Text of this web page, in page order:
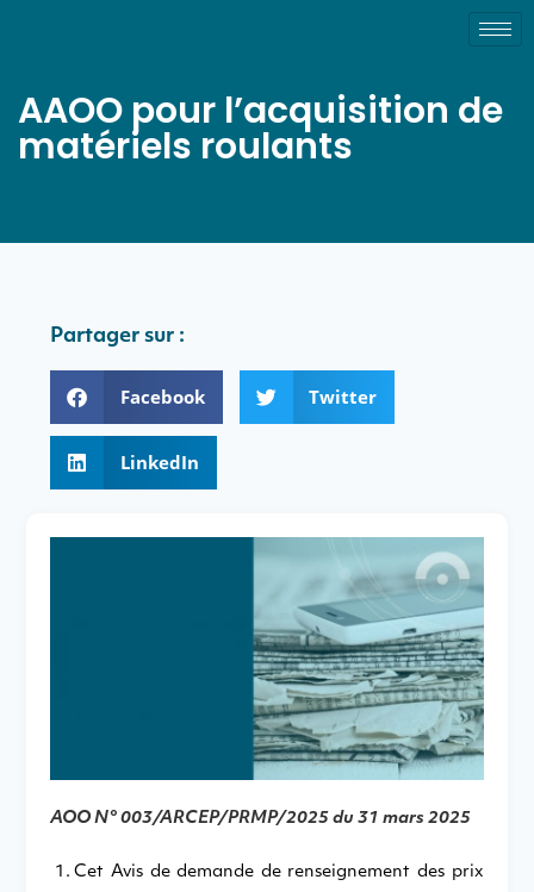
AAOO pour l’acquisition de
matériels roulants
Partager sur :
Facebook Twitter
LinkedIn
AOO N° 003/ARCEP/PRMP/2025 du 31 mars 2025
Cet Avis de demande de renseignement des prix